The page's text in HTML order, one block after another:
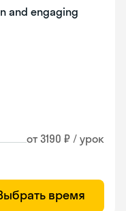
and engaging
от 3190 ₽ / урок
время